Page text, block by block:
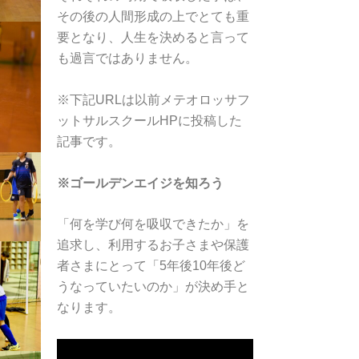
その後の人間形成の上でとても重
要となり、人生を決めると言って
も過言ではありません。
※下記URLは以前メテオロッサフ
ットサルスクールHPに投稿した
記事です。
※ゴールデンエイジを知ろう
「何を学び何を吸収できたか」を
追求し、利用するお子さまや保護
者さまにとって「5年後10年後ど
うなっていたいのか」が決め手と
なります。